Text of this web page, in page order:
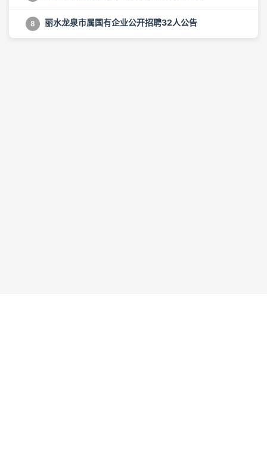
8 丽水龙泉市属国有企业公开招聘32人公告